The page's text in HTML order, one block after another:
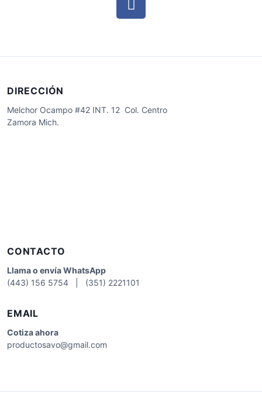
DIRECCIÓN
Melchor Ocampo #42 INT. 12 Col. Centro
Zamora Mich.
CONTACTO
Llama o envía WhatsApp
(443) 156 5754 | (351) 2221101
EMAIL
Cotizaahora
productosavo@gmail.com